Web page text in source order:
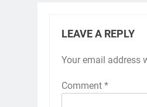
LEAVE A REPLY
Your email address
Comment *